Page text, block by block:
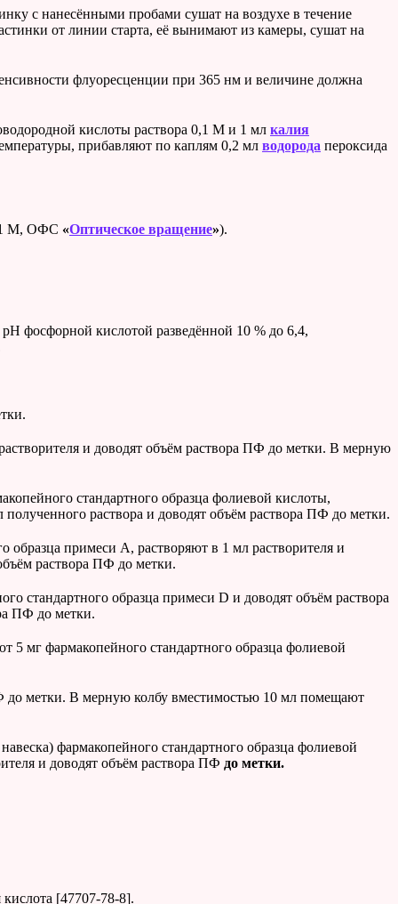
с нанесёнными пробами сушат на воздухе в течение
от линии старта, её вынимают из камеры, сушат на
флуоресценции при 365 нм и величине должна
кислоты раствора 0,1 М и 1 мл калия
прибавляют по каплям 0,2 мл водорода пероксида
М, ОФС «Оптическое вращение»).
фосфорной кислотой разведённой 10 % до 6,4,
и доводят объём раствора ПФ до метки. В мерную
стандартного образца фолиевой кислоты,
раствора и доводят объём раствора ПФ до метки.
примеси А, растворяют в 1 мл растворителя и
раствора ПФ до метки.
стандартного образца примеси D и доводят объём раствора
ПФ до метки.
мг фармакопейного стандартного образца фолиевой
до метки. В мерную колбу вместимостью 10 мл помещают
фармакопейного стандартного образца фолиевой
и доводят объём раствора ПФ до метки.
[47707-78-8].